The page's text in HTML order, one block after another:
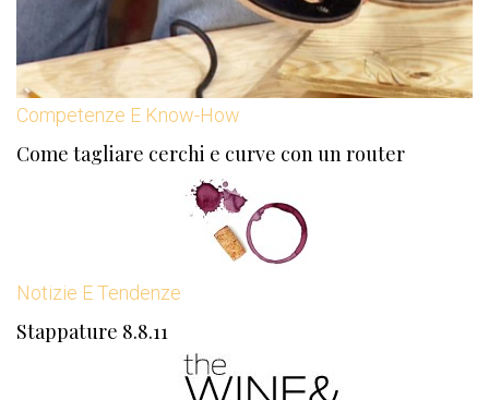
Competenze E Know-How
Come tagliare cerchi e curve con un router
Notizie E Tendenze
Stappature 8.8.11